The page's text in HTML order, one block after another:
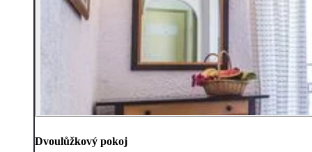
Dvoulůžkový pokoj